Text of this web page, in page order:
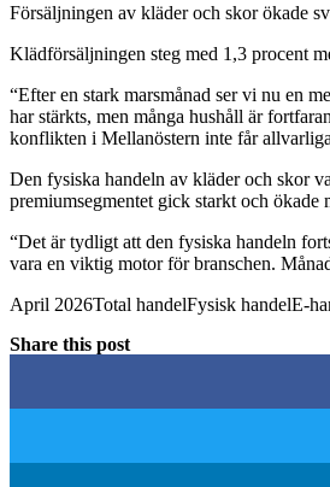
Försäljningen av kläder och skor ökade
Klädförsäljningen steg med 1,3 procent
“Efter en stark marsmånad ser vi nu en
har stärkts, men många hushåll är
konflikten i Mellanöstern inte får
Den fysiska handeln av kläder och skor
premiumsegmentet gick starkt och
“Det är tydligt att den fysiska handeln
vara en viktig motor för branschen.
April 2026Total handelFysisk handelE-
Share this post